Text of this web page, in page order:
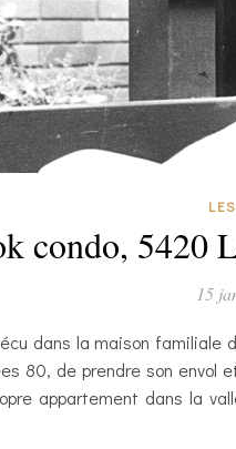
condo, 5420
15
dans la maison familiale
80, de prendre son envol
appartement dans la